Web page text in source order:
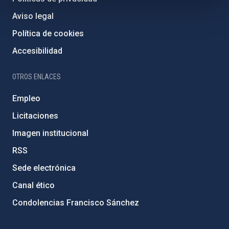
Aviso legal
Política de cookies
Accesibilidad
OTROS ENLACES
Empleo
Licitaciones
Imagen institucional
RSS
Sede electrónica
Canal ético
Condolencias Francisco Sánchez